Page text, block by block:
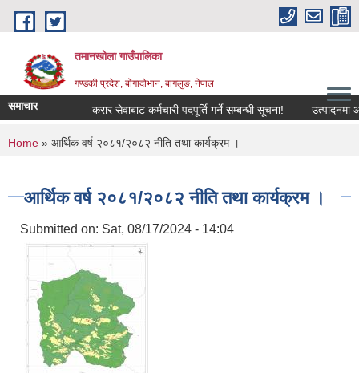
Skip to main content
तमानखोला गाउँपालिका
गण्डकी प्रदेश, बोंगादोभान, बागलुङ, नेपाल
समाचार करार सेवाबाट कर्मचारी पदपूर्ति गर्ने सम्बन्धी सूचना! उत्पादनमा
You are here
Home » आर्थिक वर्ष २०८१/२०८२ नीति तथा कार्यक्रम ।
आर्थिक वर्ष २०८१/२०८२ नीति तथा कार्यक्रम ।
Submitted on: Sat, 08/17/2024 - 14:04